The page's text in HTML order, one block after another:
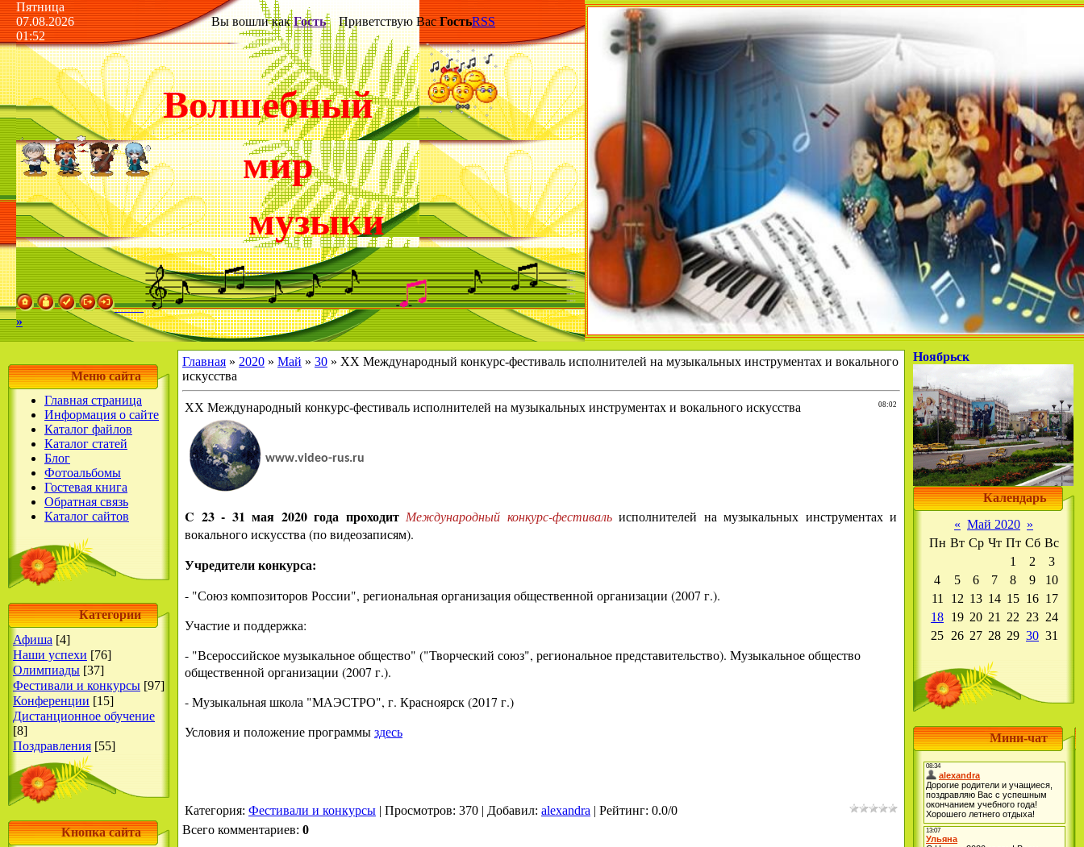
Пятница
07.08.2026
01:52
Вы вошли как ГостьПриветствую Вас ГостьRSS
Волшебный
мир
музыки
»
Меню сайта
Главная страница
Информация о сайте
Каталог файлов
Каталог статей
Блог
Фотоальбомы
Гостевая книга
Обратная связь
Каталог сайтов
Категории
Афиша [4]
Наши успехи [76]
Олимпиады [37]
Фестивали и конкурсы [97]
Конференции [15]
Дистанционное обучение
[8]
Поздравления [55]
Кнопка сайта
Главная » 2020 » Май » 30 » XX Международный конкурс-фестиваль исполнителей на музыкальных инструментах и вокального
искусства
08:02
XX Международный конкурс-фестиваль исполнителей на музыкальных инструментах и вокального искусства
www.video-rus.ru
C 23 - 31 мая 2020 года проходит Международный конкурс-фестивальисполнителей на музыкальных инструментах и
вокального искусства (по видеозаписям).
Учредители конкурса:
- "Союз композиторов России", региональная организация общественной организации (2007 г.).
Участие и поддержка:
- "Всероссийское музыкальное общество" ("Творческий союз", региональное представительство). Музыкальное общество
общественной организации (2007 г.).
- Музыкальная школа "МАЭСТРО", г. Красноярск (2017 г.)
Условия и положение программыздесь
Категория: Фестивали и конкурсы | Просмотров: 370 | Добавил: alexandra | Рейтинг: 0.0/0
Всего комментариев: 0
Ноябрьск
Календарь
« Май 2020 »
Пн Вт Ср Чт Пт Сб Вс
1
2
3
4
5 6 7 8 9
10
11
12 13 14 15 16 17
18 19 20 21 22 23 24
25 26 27 28 29 30 31
Мини-чат